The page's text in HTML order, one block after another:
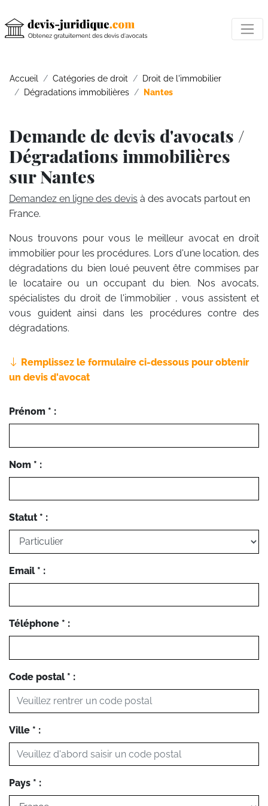
Accueil Catégories de droit
Droit de l'immobilier
Dégradations immobilières
Nantes
Demande de devis d'avocats /
Dégradations immobilières
sur Nantes
Demandez en ligne des devis à des avocats partout en
France.
Nous trouvons pour vous le meilleur avocat en droit
immobilier pour les procédures. Lors d'une location, des
dégradations du bien loué peuvent être commises par
le locataire ou un occupant du bien. Nos avocats,
spécialistes du droit de l'immobilier , vous assistent et
vous guident ainsi dans les procédures contre des
dégradations.
Remplissez le formulaire ci-dessous pour obtenir
un devis d'avocat
Prénom * :
Nom * :
Statut * :
Email * :
Téléphone * :
Code postal * :
Ville * :
Pays * :